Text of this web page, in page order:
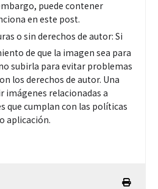
puede contener
en este post.
o sin derechos de autor: Si
de que la imagen sea para
subirla para evitar problemas
los derechos de autor. Una
imágenes relacionadas a
que cumplan con las políticas
aplicación.